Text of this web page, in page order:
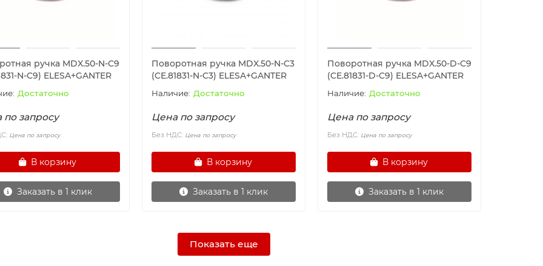
ручка MDX.50-N-C9
N-C9) ELESA+GANTER
Достаточно
по запросу
Цена по запросу
В корзину
Заказать в 1 клик
Поворотная ручка MDX.50-N-C3
(CE.81831-N-C3) ELESA+GANTER
Достаточно
Цена по запросу
Без НДС: Цена по запросу
В корзину
Заказать в 1 клик
Поворотная ручка MDX.50-D-C9
(CE.81831-D-C9) ELESA+GANTER
Достаточно
Цена по запросу
Без НДС: Цена по запросу
В корзину
Заказать в 1 клик
Показать еще